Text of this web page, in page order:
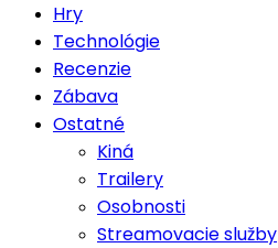
Hry
Technológie
Recenzie
Zábava
Ostatné
Kiná
Trailery
Osobnosti
Streamovacie služby